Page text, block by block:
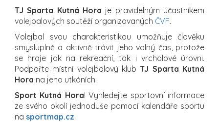
TJ Sparta Kutná Hora je pravidelným účastníkem
volejbalových soutěží organizovaných ČVF.
Volejbal svou charakteristikou umožňuje člověku
smysluplně a aktivně trávit jeho volný čas, protože
se hraje jak na rekreační, tak i vrcholové úrovni.
Podpořte místní volejbalový klubTJ Sparta Kutná
Hora na jeho utkáních.
Sport Kutná Hora! Vyhledejte sportovní informace
ze svého okolí jednoduše pomocí kalendáře sportu
na sportmap.cz.